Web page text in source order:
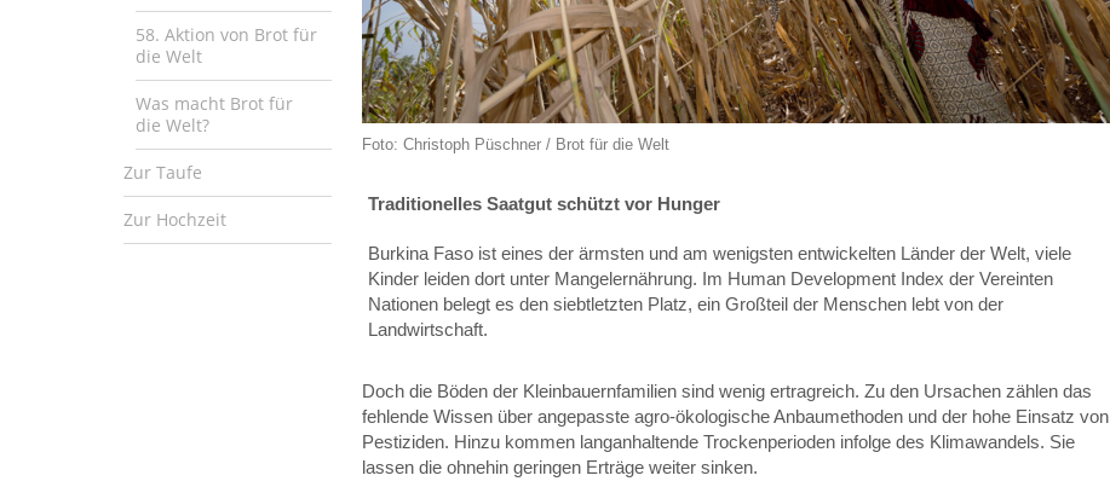
58. Aktion von Brot für
die Welt
Was macht Brot für
die Welt?
Zur Taufe
Zur Hochzeit
Foto: Christoph Püschner / Brot für die Welt
Traditionelles Saatgut schützt vor Hunger
Burkina Faso ist eines der ärmsten und am wenigsten entwickelten Länder der Welt, viele
Kinder leiden dort unter Mangelernährung. Im Human Development Index der Vereinten
Nationen belegt es den siebtletzten Platz, ein Großteil der Menschen lebt von der
Landwirtschaft.
Doch die Böden der Kleinbauernfamilien sind wenig ertragreich. Zu den Ursachen zählen das
fehlende Wissen über angepasste agro-ökologische Anbaumethoden und der hohe Einsatz von
Pestiziden. Hinzu kommen langanhaltende Trockenperioden infolge des Klimawandels. Sie
lassen die ohnehin geringen Erträge weiter sinken.